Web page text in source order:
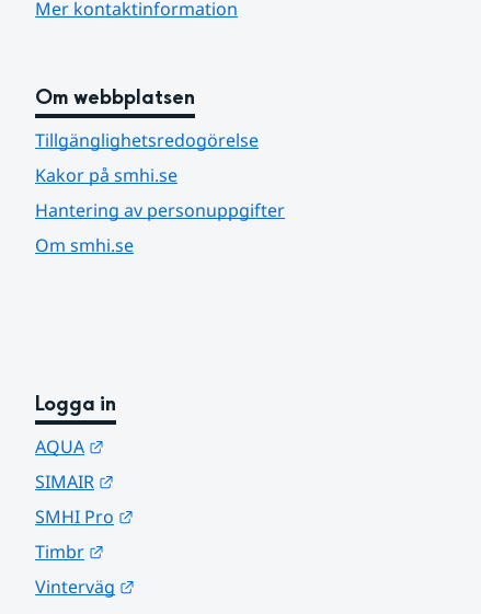
Mer kontaktinformation
Om webbplatsen
Tillgänglighetsredogörelse
Kakor på smhi.se
Hantering av personuppgifter
Om smhi.se
Logga in
AQUA
SIMAIR
SMHI Pro
Timbr
Vinterväg